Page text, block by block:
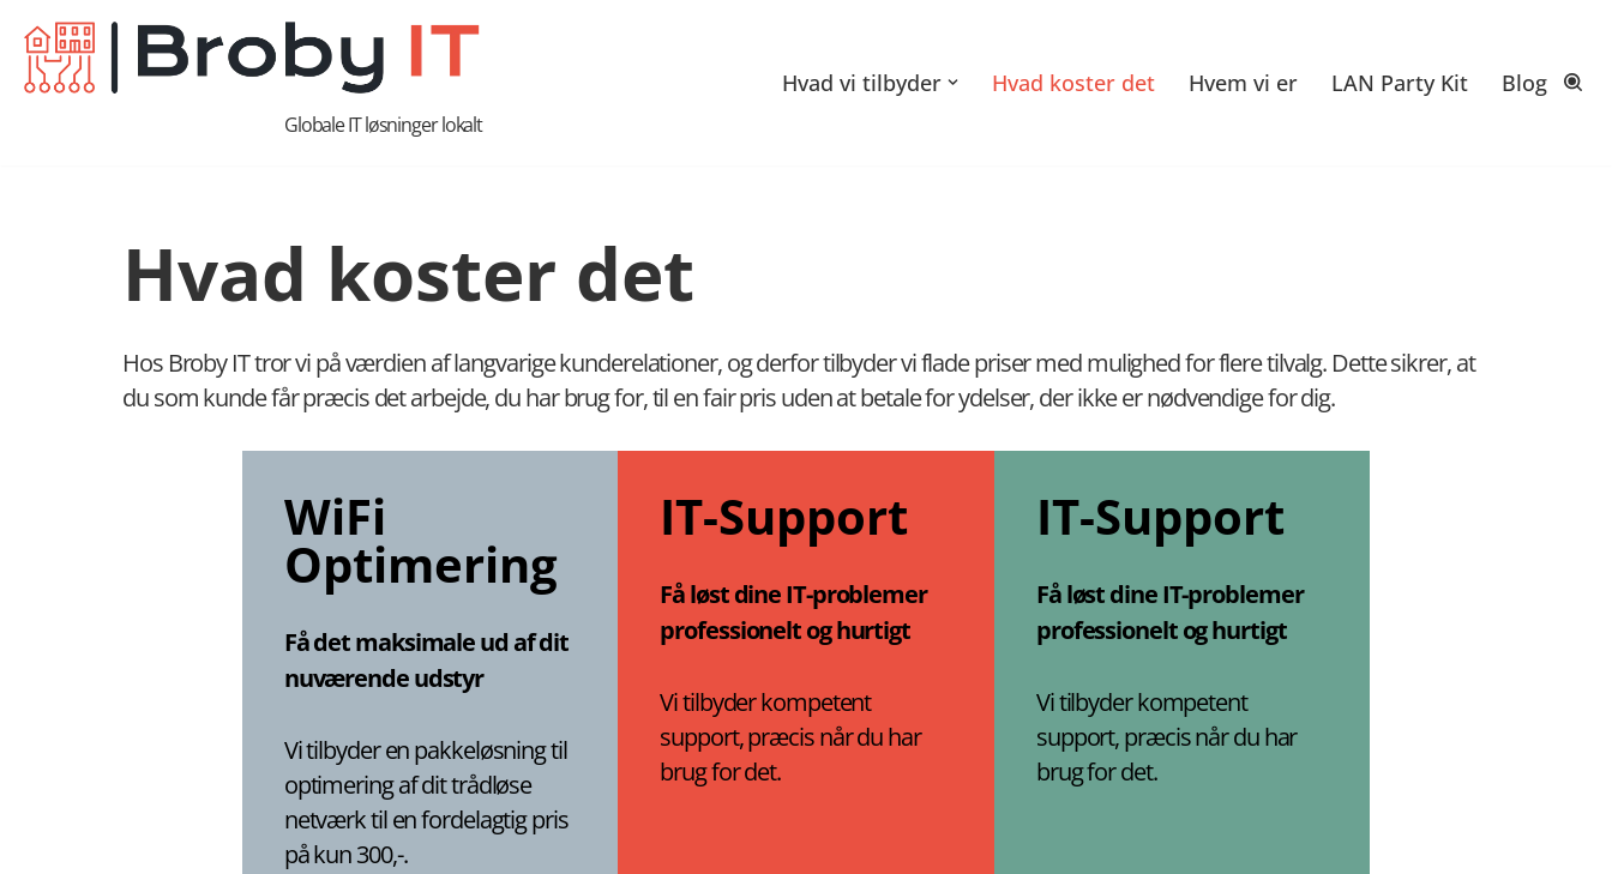
Spring
til
Globale IT løsninger lokalt
Hvad vi tilbyder Hvad koster det Hvem vi er LAN Party Kit Blog
Hvad koster det
Hos Broby IT tror vi på værdien af langvarige kunderelationer, og derfor tilbyder vi flade priser med mulighed for flere tilvalg. Dette sikrer, at
du som kunde får præcis det arbejde, du har brug for, til en fair pris uden at betale for ydelser, der ikke er nødvendige for dig.
WiFi
Optimering
Få det maksimale ud af dit
nuværende udstyr
Vi tilbyder en pakkeløsning til
optimering af dit trådløse
netværk til en fordelagtig pris
på kun 300,-.
IT-Support
Få løst dine IT-problemer
professionelt og hurtigt
Vi tilbyder kompetent
support, præcis når du har
brug for det.
IT-Support
Få løst dine IT-problemer
professionelt og hurtigt
Vi tilbyder kompetent
support, præcis når du har
brug for det.